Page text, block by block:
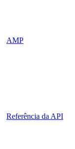
AMP
Referência da API